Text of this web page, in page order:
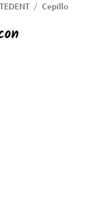
/ Cepillo